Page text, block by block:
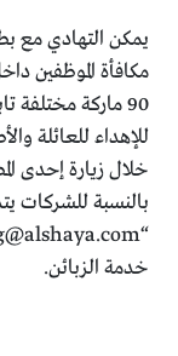
يمكن التهادي مع
مكافأة الموظفين
90 ماركة
للإهداء للعائلة
خلال زيارة إحدى
بالنسبة للشركات
“
خدمة الزبائن.